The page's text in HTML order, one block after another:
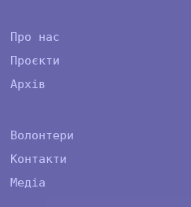
Про нас
Проєкти
Архів
Волонтери
Контакти
Медіа